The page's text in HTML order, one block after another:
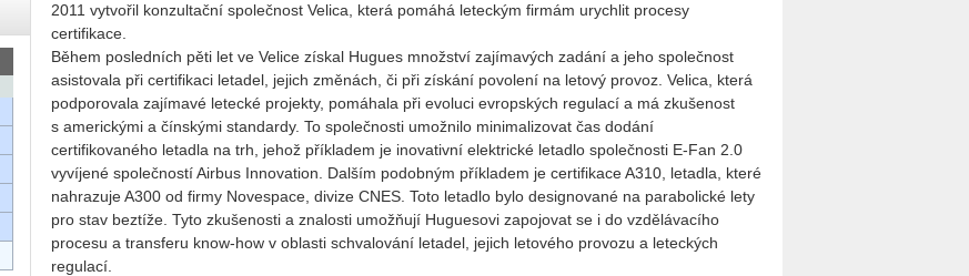
2011 vytvořil konzultační společnost Velica, která pomáhá leteckým firmám urychlit procesy
certifikace.
Během posledních pěti let ve Velice získal Hugues množství zajímavých zadání a jeho společnost
asistovala při certifikaci letadel, jejich změnách, či při získání povolení na letový provoz. Velica, která
podporovala zajímavé letecké projekty, pomáhala při evoluci evropských regulací a má zkušenost
s americkými a čínskými standardy. To společnosti umožnilo minimalizovat čas dodání
certifikovaného letadla na trh, jehož příkladem je inovativní elektrické letadlo společnosti E-Fan 2.0
vyvíjené společností Airbus Innovation. Dalším podobným příkladem je certifikace A310, letadla, které
nahrazuje A300 od firmy Novespace, divize CNES. Toto letadlo bylo designované na parabolické lety
pro stav beztíže. Tyto zkušenosti a znalosti umožňují Huguesovi zapojovat se i do vzdělávacího
procesu a transferu know-how v oblasti schvalování letadel, jejich letového provozu a leteckých
regulací.